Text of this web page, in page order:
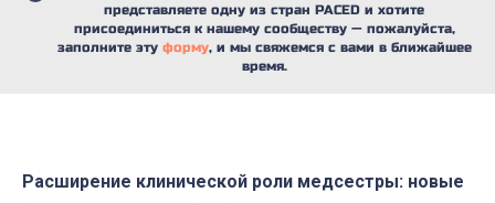
представляете одну из стран PACED и хотите
присоединиться к нашему сообществу — пожалуйста,
заполните эту форму, и мы свяжемся с вами в ближайшее
время.
Расширение клинической роли медсестры: новые